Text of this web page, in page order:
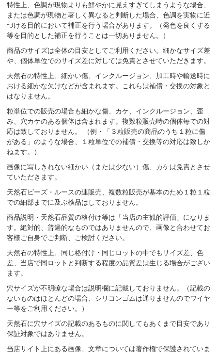
特性上、色調が現物よりも鮮やかに見えすぎてしまうような場合、
または色調が現物と著しく異なると判断した場合、色調を実物に近
づける目的において補正を行う場合があります。（発色を良くする
等を目的とした補正を行うことは一切ありません。）
商品のサイズは全体の目安としてご利用ください。細かなサイズ差
や、個体単位でのサイズ差に対しては免責とさせていただきます。
天然石の特性上、細かい傷、インクルージョン、加工時や輸送時に
おける細かな欠けなどが含まれます。これらは補償・交換の対象と
はなりません。
粒単位での販売の場合も細かな傷、カケ、インクルージョン、歪
み、穴カケのある個体は含まれます。複数粒販売時の個体毎での対
応は致しておりません。 （例・「３粒販売の商品のうち１粒に傷
がある」のような場合、１粒単位での補償・交換等の対応は致しか
ねます。）
画像に写しきれない細かい（または少ない）傷、カケは免責とさせ
ていただきます。
天然石ビーズ・ルースの連販売、複数粒販売が基本のため１粒１粒
での細部までに及ぶ検品はしておりません。
商品説明・天然石品質の格付け等は「当店の主観的評価」になりま
す。絶対的、普遍的なものではありませんので、画像と合わせてお
客様ご自身でご判断、ご検討ください。
天然石の特性上、同じ格付け・同じロットの中でもサイズ差、色
差、当店で同ロットと判断する程度の品質差は生じる場合がござい
ます。
穴サイズが不明瞭な場合は説明欄に記載しておりません。（記載の
ないものはほとんどの場合、シリコンゴムは通りませんのでワイヤ
ー等をご利用ください。）
天然石に穴サイズの記載のあるものに関してもあくまで目安であり
保証対象ではありません。
当店サイト上にある画像、文章については著作権で保護されていま